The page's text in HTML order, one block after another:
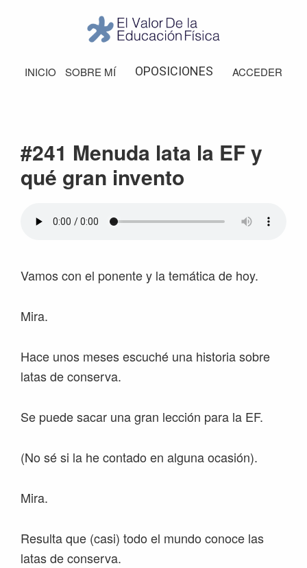
navegación
principal
barra
Valor
de
INICIO SOBRE MÍ OPOSICIONES ACCEDER
#241 Menuda lata la EF y
qué gran invento
Vamos con el ponente y la temática de hoy.
Mira.
Hace unos meses escuché una historia sobre
latas de conserva.
Se puede sacar una gran lección para la EF.
(No sé si la he contado en alguna ocasión).
Mira.
Resulta que (casi) todo el mundo conoce las
latas de conserva.